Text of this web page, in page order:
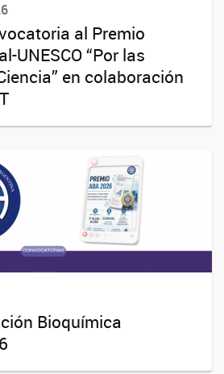
al Premio
UNESCO “Por las
en colaboración
Bioquímica